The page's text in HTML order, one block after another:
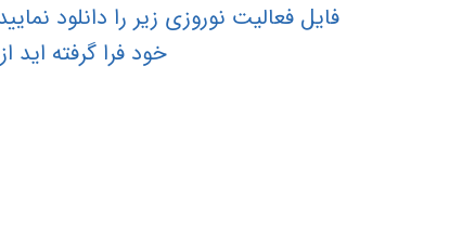
فایل فعالیت نوروزی زیر را دانلود
خود فرا گرفته